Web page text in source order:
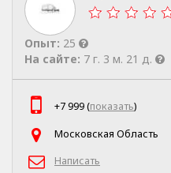
Опыт: 25
На сайте: 7 г. 3 м. 21 д.
+7 999 (показать)
Московская Область
Написать